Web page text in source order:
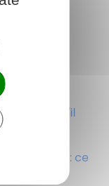
et
: ce qu'il
(EI) : ce